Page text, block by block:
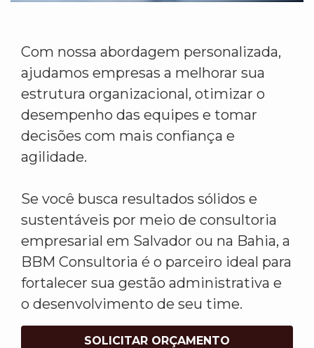
Com nossa abordagem personalizada,
ajudamos empresas a melhorar sua
estrutura organizacional, otimizar o
desempenho das equipes e tomar
decisões com mais confiança e
agilidade.
Se você busca resultados sólidos e
sustentáveis por meio de consultoria
empresarial em Salvador ou na Bahia, a
BBM Consultoria é o parceiro ideal para
fortalecer sua gestão administrativa e
o desenvolvimento de seu time.
SOLICITAR ORÇAMENTO